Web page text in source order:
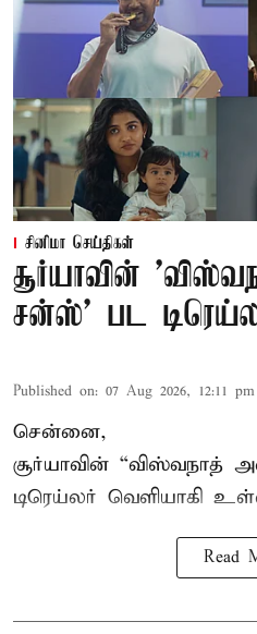
சினிமா செய்திகள்
சூர்யாவின்
சன்ஸ்' பட
Published on: 07 Aug 2026, 12:11 pm
சென்னை,
சூர்யாவின் “விஸ்வநாத்
டிரெய்லர் வெளியாகி
Read